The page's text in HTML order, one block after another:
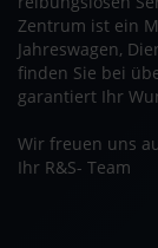
Zentrum ist ein
Jahreswagen,
finden Sie bei
garantiert Ihr
Wir freuen uns
Ihr R&S- Team